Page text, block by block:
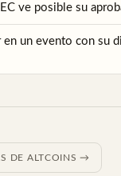
ve posible su
un evento con su
DE ALTCOINS →